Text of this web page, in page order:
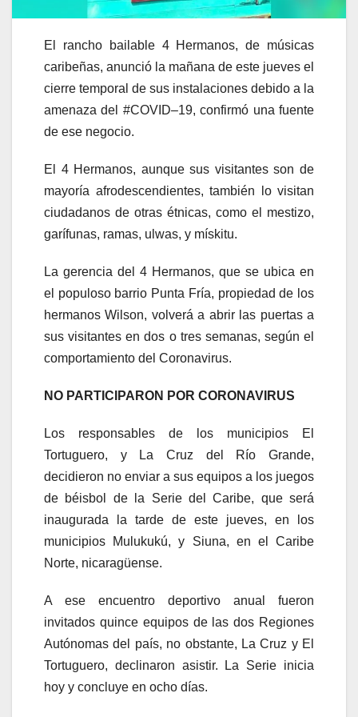
El rancho bailable 4 Hermanos, de músicas
caribeñas, anunció la mañana de este jueves el
cierre temporal de sus instalaciones debido a la
amenaza del #COVID–19, confirmó una fuente
de ese negocio.
El 4 Hermanos, aunque sus visitantes son de
mayoría afrodescendientes, también lo visitan
ciudadanos de otras étnicas, como el mestizo,
garífunas, ramas, ulwas, y mískitu.
La gerencia del 4 Hermanos, que se ubica en
el populoso barrio Punta Fría, propiedad de los
hermanos Wilson, volverá a abrir las puertas a
sus visitantes en dos o tres semanas, según el
comportamiento del Coronavirus.
NO PARTICIPARON POR CORONAVIRUS
Los responsables de los municipios El
Tortuguero, y La Cruz del Río Grande,
decidieron no enviar a sus equipos a los juegos
de béisbol de la Serie del Caribe, que será
inaugurada la tarde de este jueves, en los
municipios Mulukukú, y Siuna, en el Caribe
Norte, nicaragüense.
A ese encuentro deportivo anual fueron
invitados quince equipos de las dos Regiones
Autónomas del país, no obstante, La Cruz y El
Tortuguero, declinaron asistir. La Serie inicia
hoy y concluye en ocho días.